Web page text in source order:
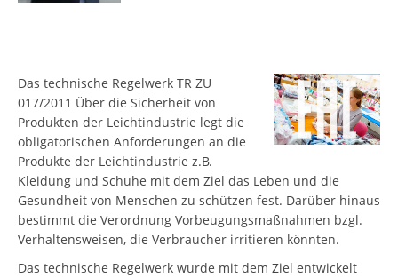
Das technische Regelwerk TR ZU
017/2011 Über die Sicherheit von
Produkten der Leichtindustrie legt die
obligatorischen Anforderungen an die
Produkte der Leichtindustrie z.B.
Kleidung und Schuhe mit dem Ziel das Leben und die
Gesundheit von Menschen zu schützen fest. Darüber hinaus
bestimmt die Verordnung Vorbeugungsmaßnahmen bzgl.
Verhaltensweisen, die Verbraucher irritieren könnten.
Das technische Regelwerk wurde mit dem Ziel entwickelt